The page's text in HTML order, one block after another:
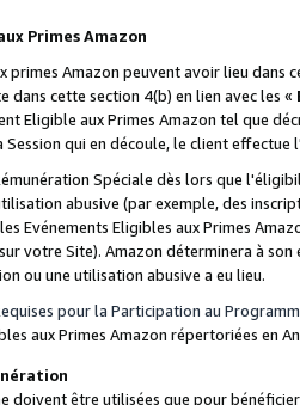
Primes Amazon
primes Amazon peuvent avoir lieu dans
dans cette section 4(b) en lien avec les «
Eligible aux Primes Amazon tel que
Session qui en découle, le client
Spéciale dès lors que
abusive (par exemple, des
Evénements Eligibles aux Primes
votre Site). Amazon déterminera à
ou une utilisation abusive a eu lieu.
pour la Participation au
aux Primes Amazon répertoriées en
doivent être utilisées que pour